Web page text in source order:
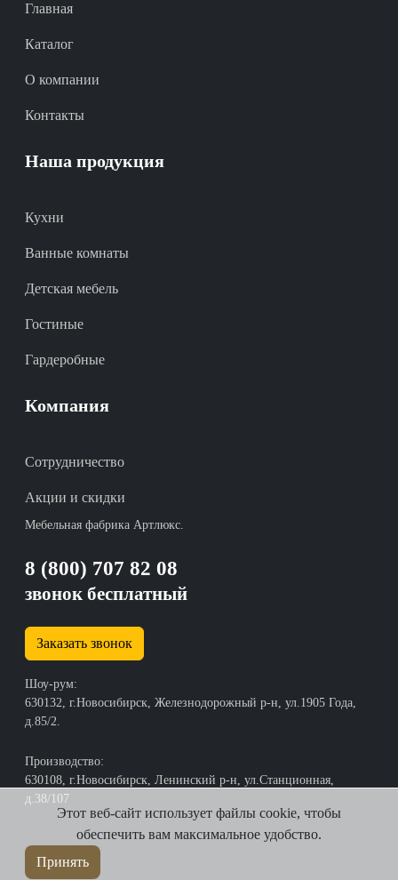
Главная
Каталог
О компании
Контакты
Наша продукция
Кухни
Ванные комнаты
Детская мебель
Гостиные
Гардеробные
Компания
Сотрудничество
Акции и скидки
Мебельная фабрика Артлюкс.
8 (800) 707 82 08
звонок бесплатный
Заказать звонок
Шоу-рум:
630132, г.Новосибирск, Железнодорожный р-н, ул.1905 Года,
д.85/2.
Производство:
630108, г.Новосибирск, Ленинский р-н, ул.Станционная,
д.38/107
Этот веб-сайт использует файлы cookie, чтобы
обеспечить вам максимальное удобство.
Принять